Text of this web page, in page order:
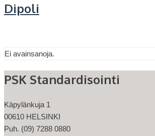
Dipoli
Ei avainsanoja.
PSK Standardisointi
Käpylänkuja 1
00610 HELSINKI
Puh. (09) 7288 0880